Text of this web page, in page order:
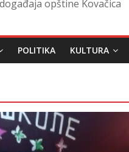
opštine Kovačica
POLITIKA KULTURA